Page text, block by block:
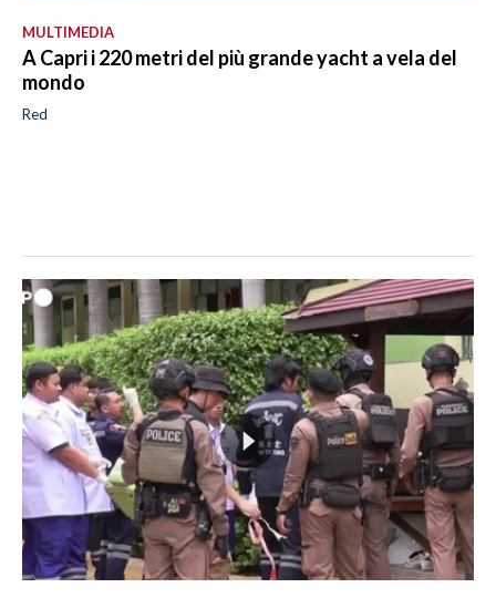
MULTIMEDIA
A Capri i 220 metri del più grande yacht a vela del
mondo
Red